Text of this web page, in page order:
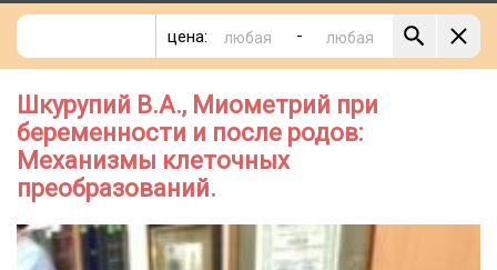
цена: -
Шкурупий В.А., Миометрий при
беременности и после родов:
Механизмы клеточных
преобразований.